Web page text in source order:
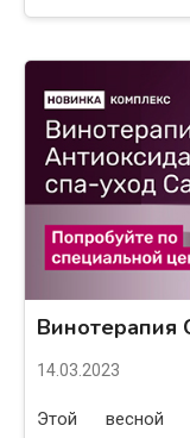
Винотерапия
14.03.2023
Этой весной